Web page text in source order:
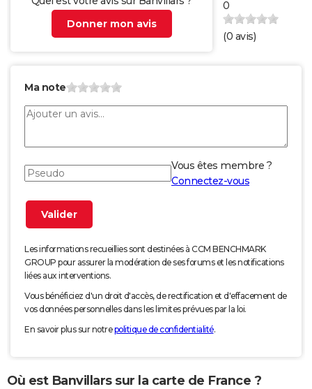
Donner mon avis
0
(0 avis)
Ma note
Vous êtes membre ?
Connectez-vous
Les informations recueillies sont destinées à CCM BENCHMARK
GROUP pour assurer la modération de ses forums et les notifications
liées aux interventions.
Vous bénéficiez d'un droit d'accès, de rectification et d'effacement de
vos données personnelles dans les limites prévues par la loi.
En savoir plus sur notrepolitique de confidentialité.
Où est Banvillars sur la carte de France ?